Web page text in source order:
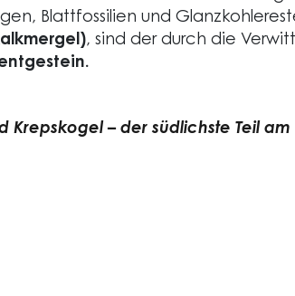
Blattfossilien und
, sind der durch die
Krepskogel – der südlichste Teil am